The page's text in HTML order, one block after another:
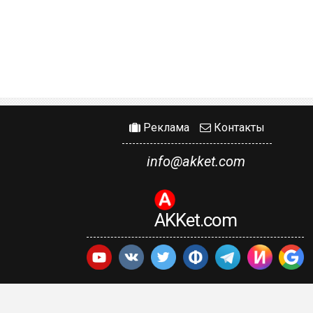
Реклама Контакты
info@akket.com
AKKet.com